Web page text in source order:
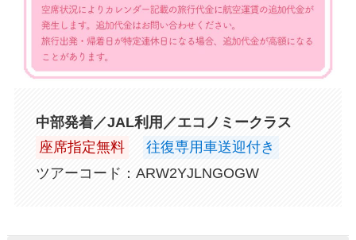
中部発着／JAL利用／エコノミークラス
座席指定無料
往復専用車送迎付き
ツアーコード：ARW2YJLNGOGW